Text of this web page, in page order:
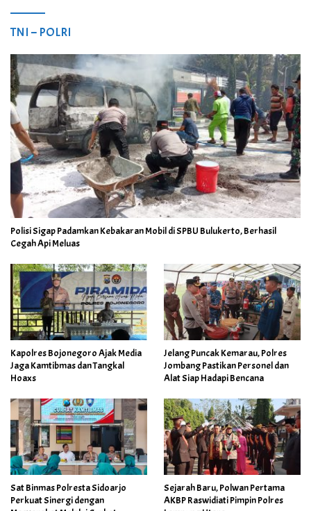
TNI – POLRI
Polisi Sigap Padamkan Kebakaran Mobil di SPBU Bulukerto, Berhasil
Cegah Api Meluas
Kapolres Bojonegoro Ajak Media
Jaga Kamtibmas dan Tangkal
Hoaxs
Jelang Puncak Kemarau, Polres
Jombang Pastikan Personel dan
Alat Siap Hadapi Bencana
Sat Binmas Polresta Sidoarjo
Perkuat Sinergi dengan
Sejarah Baru, Polwan Pertama
AKBP Raswidiati Pimpin Polres